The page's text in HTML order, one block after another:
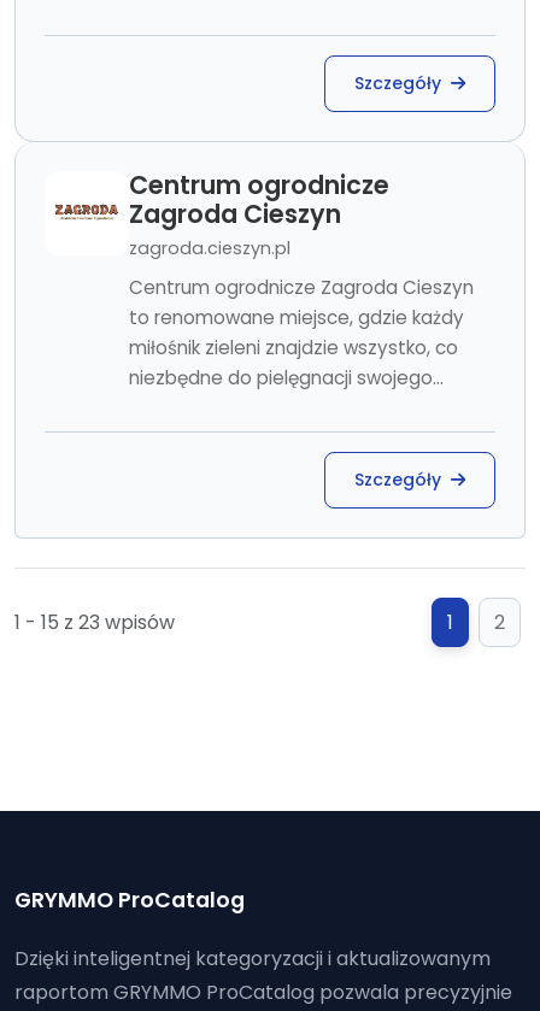
Szczegóły
Centrum ogrodnicze
Zagroda Cieszyn
zagroda.cieszyn.pl
Centrum ogrodnicze Zagroda Cieszyn
to renomowane miejsce, gdzie każdy
miłośnik zieleni znajdzie wszystko, co
niezbędne do pielęgnacji swojego...
Szczegóły
1 - 15 z 23 wpisów 1 2
GRYMMO ProCatalog
Dzięki inteligentnej kategoryzacji i aktualizowanym
raportom GRYMMO ProCatalog pozwala precyzyjnie